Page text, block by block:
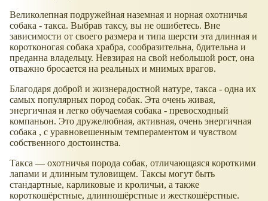
Великолепная подружейная наземная и норная охотничья
собака - такса. Выбрав таксу, вы не ошибетесь. Вне
зависимости от своего размера и типа шерсти эта длинная и
коротконогая собака храбра, сообразительна, бдительна и
преданна владельцу. Невзирая на свой небольшой рост, она
отважно бросается на реальных и мнимых врагов.
Благодаря доброй и жизнерадостной натуре, такса - одна их
самых популярных пород собак. Эта очень живая,
энергичная и легко обучаемая собака - превосходный
компаньон. Это дружелюбная, активная, очень энергичная
собака , с уравновешенным темпераментом и чувством
собственного достоинства.
Такса — охотничья порода собак, отличающаяся короткими
лапами и длинным туловищем. Таксы могут быть
стандартные, карликовые и кроличьи, а также
короткошёрстные, длинношёрстные и жесткошёрстные.